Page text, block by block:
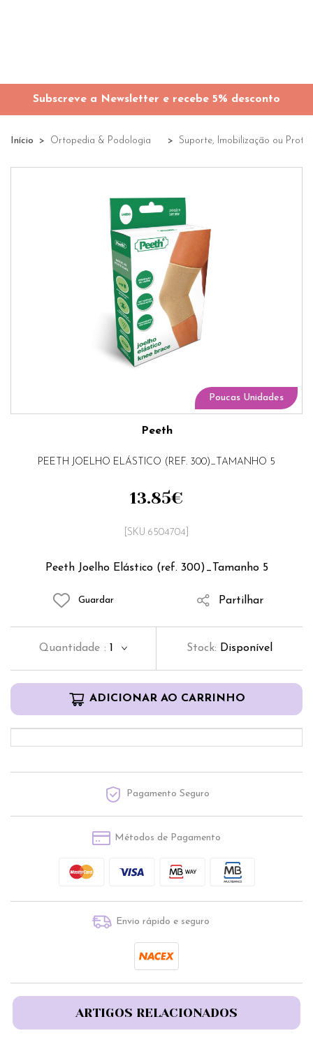
Subscreve a Newsletter e recebe 5% desconto
Início Ortopedia & Podologia Suporte, Imobilização ou
Poucas Unidades
Peeth
PEETH JOELHO ELÁSTICO (REF. 300)_TAMANHO 5
Peeth Joelho Elástico (ref. 300)_Tamanho 5
[SKU 6504704]
13.85€
Guardar Partilhar
Quantidade : 1 Stock: Disponível
ADICIONAR AO CARRINHO
Pagamento Seguro
Métodos de Pagamento
Envio rápido e seguro
ARTIGOS RELACIONADOS